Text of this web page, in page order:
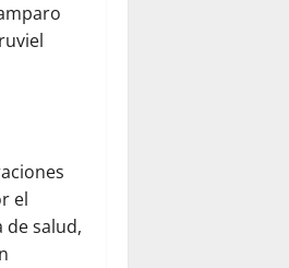
el
de salud,